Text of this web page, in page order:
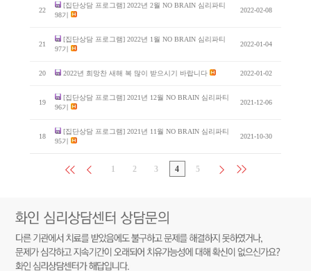
22
[집단상담 프로그램] 2022년 2월 NO BRAIN 심리파티
98기
2022-02-08
21
[집단상담 프로그램] 2022년 1월 NO BRAIN 심리파티
97기
2022-01-04
20 2022년 희망찬 새해 복 많이 받으시기 바랍니다 2022-01-02
19
[집단상담 프로그램] 2021년 12월 NO BRAIN 심리파티
96기
2021-12-06
18
[집단상담 프로그램] 2021년 11월 NO BRAIN 심리파티
95기
2021-10-30
1 2 3 4 5